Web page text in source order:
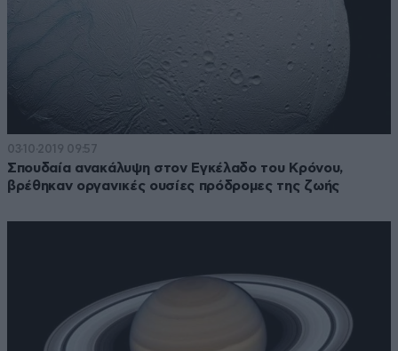
03·10·2019 09:57
Σπουδαία ανακάλυψη στον Εγκέλαδο του Κρόνου,
βρέθηκαν οργανικές ουσίες πρόδρομες της ζωής